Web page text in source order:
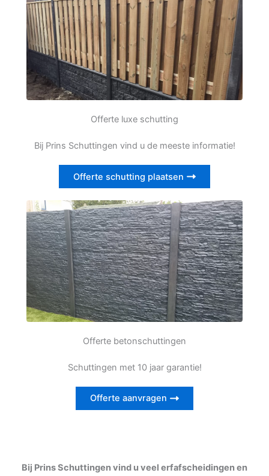
Offerte luxe schutting
Bij Prins Schuttingen vind u de meeste informatie!
Offerte schutting plaatsen
Offerte betonschuttingen
Schuttingen met 10 jaar garantie!
Offerte aanvragen
Bij Prins Schuttingen vind u veel erfafscheidingen en